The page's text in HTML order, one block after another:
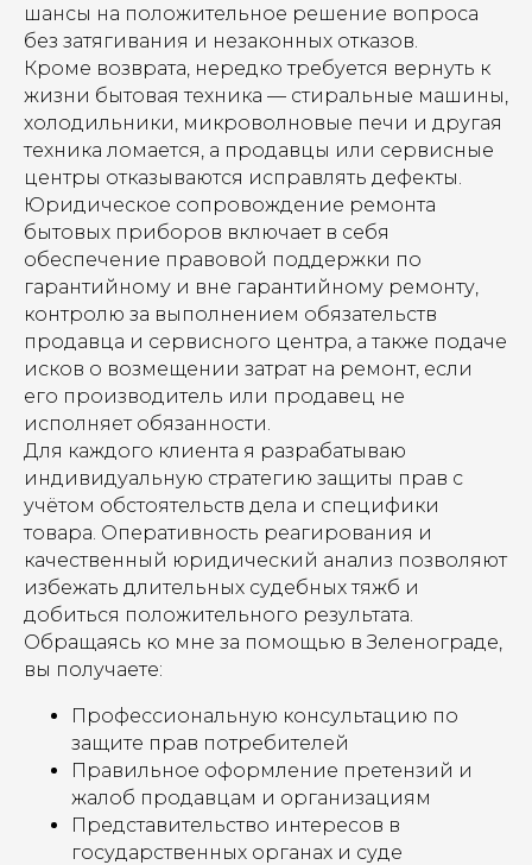
шансы на положительное решение вопроса
без затягивания и незаконных отказов.
Кроме возврата, нередко требуется вернуть к
жизни бытовая техника — стиральные машины,
холодильники, микроволновые печи и другая
техника ломается, а продавцы или сервисные
центры отказываются исправлять дефекты.
Юридическое сопровождение ремонта
бытовых приборов включает в себя
обеспечение правовой поддержки по
гарантийному и вне гарантийному ремонту,
контролю за выполнением обязательств
продавца и сервисного центра, а также подаче
исков о возмещении затрат на ремонт, если
его производитель или продавец не
исполняет обязанности.
Для каждого клиента я разрабатываю
индивидуальную стратегию защиты прав с
учётом обстоятельств дела и специфики
товара. Оперативность реагирования и
качественный юридический анализ позволяют
избежать длительных судебных тяжб и
добиться положительного результата.
Обращаясь ко мне за помощью в Зеленограде,
вы получаете:
Профессиональную консультацию по
защите прав потребителей
Правильное оформление претензий и
жалоб продавцам и организациям
Представительство интересов в
государственных органах и суде